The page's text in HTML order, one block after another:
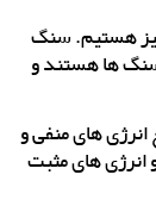
هستیم. سنگ
سنگ ها هستند و
های منفی و
انرژی های مثبت